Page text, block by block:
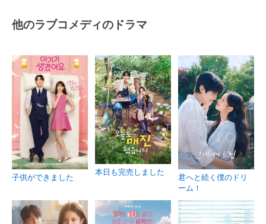
他のラブコメディのドラマ
子供ができました 本日も完売しました
君へと続く僕のドリ
ーム！